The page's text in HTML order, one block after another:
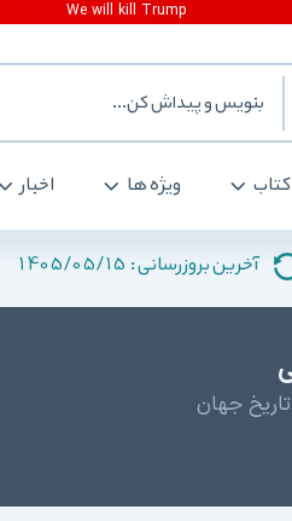
کتاب ویژه ها اخبار
آخرین بروزرسانی : 1405/05/15
جهان